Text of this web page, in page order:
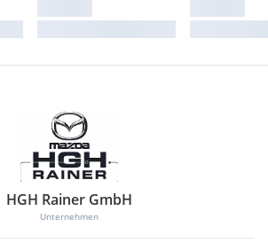
HGH Rainer GmbH
Unternehmen